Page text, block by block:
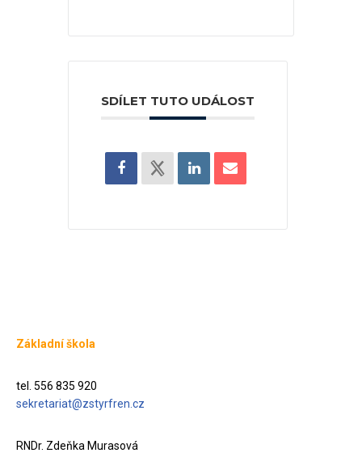
SDÍLET TUTO UDÁLOST
Základní škola
tel. 556 835 920
sekretariat@zstyrfren.cz
RNDr. Zdeňka Murasová